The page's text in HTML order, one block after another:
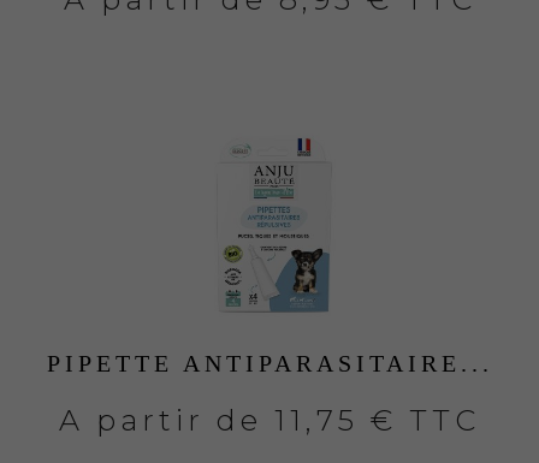
PIPETTE ANTIPARASITAIRE...
A partir de 11,75 € TTC